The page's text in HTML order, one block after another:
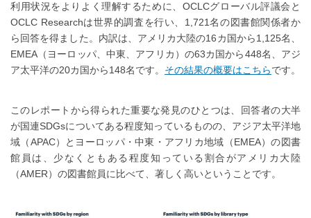
利用状況をよりよく理解するために、OCLCグローバル評議会と
OCLC Researchは世界的調査を行い、1,721名の図書館関係者か
ら回答を得ました。内訳は、アメリカ大陸の16カ国から1,125名、
EMEA（ヨーロッパ、中東、アフリカ）の63カ国から448名、アジ
ア太平洋の20カ国から148名です。 その結果の概要はこちらです。
このレポートから得られた重要な発見のひとつは、回答者の大半
が国連SDGsについてある程度知っているものの、アジア太平洋地
域（APAC）とヨーロッパ・中東・アフリカ地域（EMEA）の図書
館員は、少なくともある程度知っている割合がアメリカ大陸
（AMER）の図書館員に比べて、著しく高いということです。